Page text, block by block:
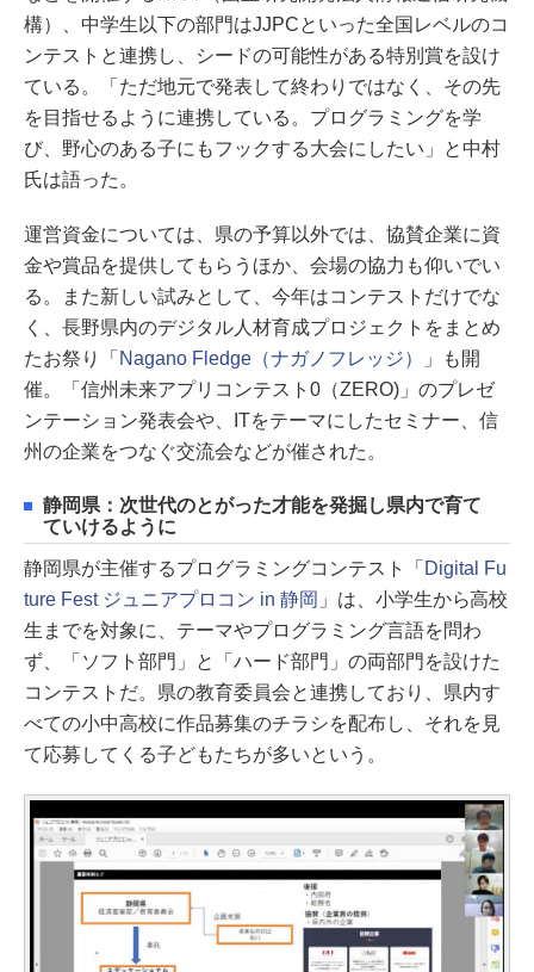
構）、中学生以下の部門はJJPCといった全国レベルのコ
ンテストと連携し、シードの可能性がある特別賞を設け
ている。「ただ地元で発表して終わりではなく、その先
を目指せるように連携している。プログラミングを学
び、野心のある子にもフックする大会にしたい」と中村
氏は語った。
運営資金については、県の予算以外では、協賛企業に資
金や賞品を提供してもらうほか、会場の協力も仰いでい
る。また新しい試みとして、今年はコンテストだけでな
く、長野県内のデジタル人材育成プロジェクトをまとめ
たお祭り「 Nagano Fledge（ナガノフレッジ）
」も開
催。「信州未来アプリコンテスト0（ZERO)」のプレゼ
ンテーション発表会や、ITをテーマにしたセミナー、信
州の企業をつなぐ交流会などが催された。
静岡県：次世代のとがった才能を発掘し県内で育て
ていけるように
静岡県が主催するプログラミングコンテスト「 Digital Fu
ture Fest ジュニアプロコン in 静岡 」は、小学生から高校
生までを対象に、テーマやプログラミング言語を問わ
ず、「ソフト部門」と「ハード部門」の両部門を設けた
コンテストだ。県の教育委員会と連携しており、県内す
べての小中高校に作品募集のチラシを配布し、それを見
て応募してくる子どもたちが多いという。